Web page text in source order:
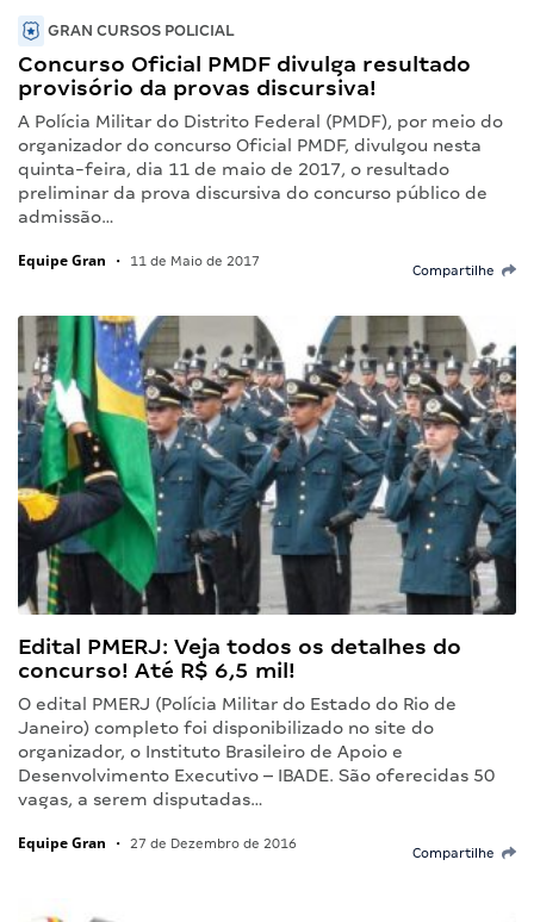
GRAN CURSOS POLICIAL
Concurso Oficial PMDF divulga resultado
provisório da provas discursiva!
A Polícia Militar do Distrito Federal (PMDF), por meio do
organizador do concurso Oficial PMDF, divulgou nesta
quinta-feira, dia 11 de maio de 2017, o resultado
preliminar da prova discursiva do concurso público de
admissão…
Equipe Gran • 11 de Maio de 2017
Compartilhe
Edital PMERJ: Veja todos os detalhes do
concurso! Até R$ 6,5 mil!
O edital PMERJ (Polícia Militar do Estado do Rio de
Janeiro) completo foi disponibilizado no site do
organizador, o Instituto Brasileiro de Apoio e
Desenvolvimento Executivo – IBADE. São oferecidas 50
vagas, a serem disputadas…
Equipe Gran • 27 de Dezembro de 2016
Compartilhe